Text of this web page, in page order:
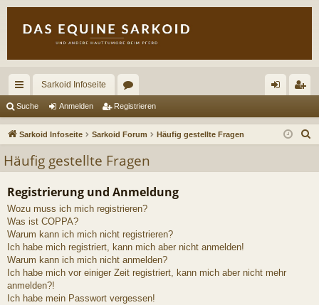
ch
ne
ug
riff
Sarkoid Infoseite
or
en m
de
ist
re
Suche Anmelden Registrieren
Sarkoid Infoseite Sarkoid Forum Häufig gestellte Fragen
Häufig gestellte Fragen
Registrierung und Anmeldung
Wozu muss ich mich registrieren?
Was ist COPPA?
Warum kann ich mich nicht registrieren?
Ich habe mich registriert, kann mich aber nicht anmelden!
Warum kann ich mich nicht anmelden?
Ich habe mich vor einiger Zeit registriert, kann mich aber nicht mehr
anmelden?!
Ich habe mein Passwort vergessen!